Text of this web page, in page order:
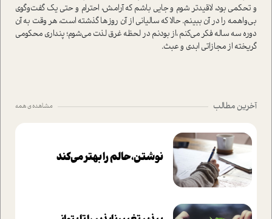
و تحکمی بود، لاقیدتر شوم و جایی باشم که آرامش، احترام و حتی یک گفت‌وگوی
بی‌واهمه را در آن ببینم. حالا که سالیانی از آن روزها گذشته ا‌ست، هر وقت به آن
دوره سه ساله فکر می‌کنم ،از بودنم در لحظه غرق لذت می‌شوم؛ پنداری محکومی
گریخته از مجازاتی ابدی و عبث.
آخرین مطالب مشاهده ی همه
نوشتن، حالم را بهتر می‌کند